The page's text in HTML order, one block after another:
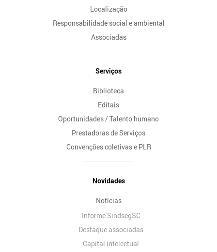
Localização
Responsabilidade social e ambiental
Associadas
Serviços
Biblioteca
Editais
Oportunidades / Talento humano
Prestadoras de Serviços
Convenções coletivas e PLR
Novidades
Notícias
Informe SindsegSC
Destaque associadas
Capital intelectual